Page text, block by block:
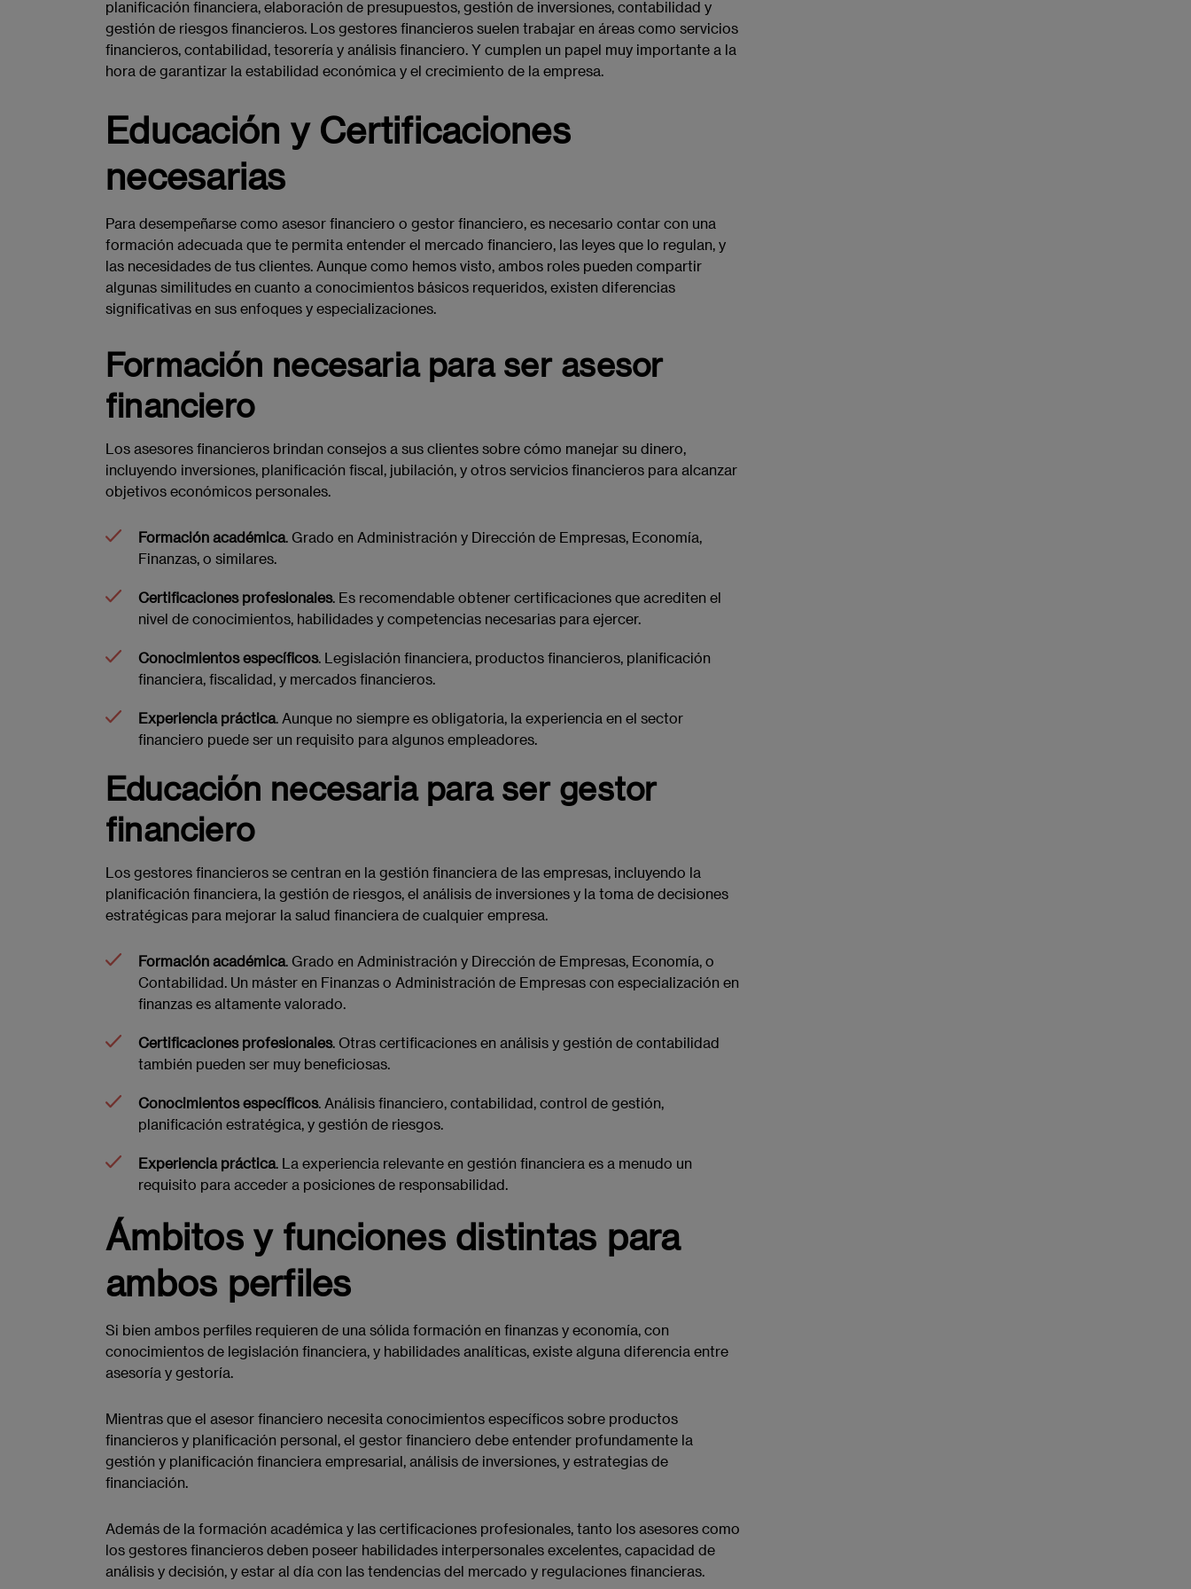
planificación financiera, elaboración de presupuestos, gestión de inversiones, contabilidad y
gestión de riesgos financieros. Los gestores financieros suelen trabajar en áreas como servicios
financieros, contabilidad, tesorería y análisis financiero. Y cumplen un papel muy importante a la
hora de garantizar la estabilidad económica y el crecimiento de la empresa.
Educación y Certificaciones
necesarias
Para desempeñarse como asesor financiero o gestor financiero, es necesario contar con una
formación adecuada que te permita entender el mercado financiero, las leyes que lo regulan, y
las necesidades de tus clientes. Aunque como hemos visto, ambos roles pueden compartir
algunas similitudes en cuanto a conocimientos básicos requeridos, existen diferencias
significativas en sus enfoques y especializaciones.
Formación necesaria para ser asesor
financiero
Los asesores financieros brindan consejos a sus clientes sobre cómo manejar su dinero,
incluyendo inversiones, planificación fiscal, jubilación, y otros servicios financieros para alcanzar
objetivos económicos personales.
Formación académica. Grado en Administración y Dirección de Empresas, Economía,
Finanzas, o similares.
Certificaciones profesionales. Es recomendable obtener certificaciones que acrediten el
nivel de conocimientos, habilidades y competencias necesarias para ejercer.
Conocimientos específicos. Legislación financiera, productos financieros, planificación
financiera, fiscalidad, y mercados financieros.
Experiencia práctica. Aunque no siempre es obligatoria, la experiencia en el sector
financiero puede ser un requisito para algunos empleadores.
Educación necesaria para ser gestor
financiero
Los gestores financieros se centran en la gestión financiera de las empresas, incluyendo la
planificación financiera, la gestión de riesgos, el análisis de inversiones y la toma de decisiones
estratégicas para mejorar la salud financiera de cualquier empresa.
Formación académica. Grado en Administración y Dirección de Empresas, Economía, o
Contabilidad. Un máster en Finanzas o Administración de Empresas con especialización en
finanzas es altamente valorado.
Certificaciones profesionales. Otras certificaciones en análisis y gestión de contabilidad
también pueden ser muy beneficiosas.
Conocimientos específicos. Análisis financiero, contabilidad, control de gestión,
planificación estratégica, y gestión de riesgos.
Experiencia práctica. La experiencia relevante en gestión financiera es a menudo un
requisito para acceder a posiciones de responsabilidad.
Ámbitos y funciones distintas para
ambos perfiles
Si bien ambos perfiles requieren de una sólida formación en finanzas y economía, con
conocimientos de legislación financiera, y habilidades analíticas, existe alguna diferencia entre
asesoría y gestoría.
Mientras que el asesor financiero necesita conocimientos específicos sobre productos
financieros y planificación personal, el gestor financiero debe entender profundamente la
gestión y planificación financiera empresarial, análisis de inversiones, y estrategias de
financiación.
Además de la formación académica y las certificaciones profesionales, tanto los asesores como
los gestores financieros deben poseer habilidades interpersonales excelentes, capacidad de
análisis y decisión, y estar al día con las tendencias del mercado y regulaciones financieras.